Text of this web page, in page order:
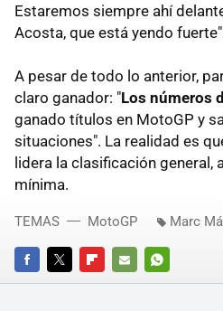
Estaremos siempre ahí
Acosta, que está yendo
A pesar de todo lo anterior,
claro ganador: "Los números
ganado títulos en MotoGP y
situaciones". La realidad es
lidera la clasificación general,
mínima.
FACEBOOKTWITTERFLIPBOARD
E-
WHATSAPP
TEMAS MotoGP Marc